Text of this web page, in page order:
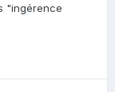
"ingérence